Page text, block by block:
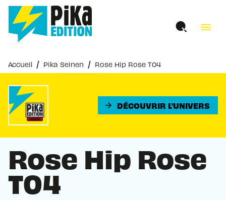
MENU RECHERCHE
PIED DE PAGE
menu
Accueil / Pika Seinen / Rose Hip Rose T04
arrow_forward DÉCOUVRIR L'UNIVERS
Rose Hip Rose
T04